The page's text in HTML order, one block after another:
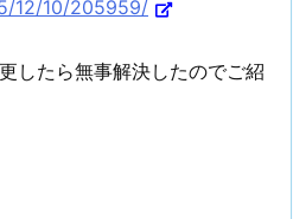
12/10/205959/
したら無事解決したのでご紹